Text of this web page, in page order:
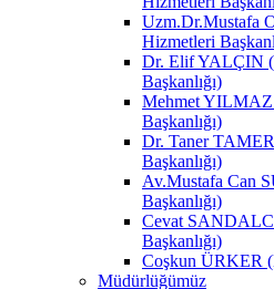
Uzm.Dr.Mustafa
Hizmetleri
Dr. Elif YALÇIN
Başkanlığı)
Mehmet YILMAZ
Başkanlığı)
Dr. Taner
Başkanlığı)
Av.Mustafa Can
Başkanlığı)
Cevat
Başkanlığı)
Coşkun ÜRKER
Müdürlüğümüz